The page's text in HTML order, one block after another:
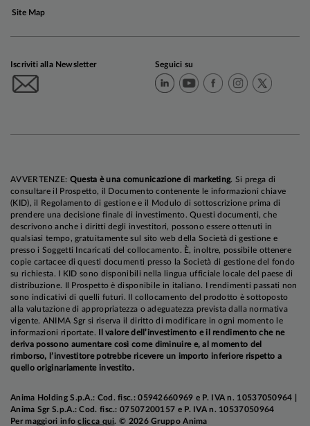
Anche sul fronte della comunicazione
orientato verso un approccio meno invasivo.
corso degli ultimi anni la Fed ha adottato una
essendo indiscutibile il valore del dibattito
anche rappresentare una minaccia per l'efficacia
della politica monetaria.
L'ultimo punto oggetto di discussione è il bilancio
della Federal Reserve. Fin dal suo primo mandato
all'interno del Consiglio, Warsh ha sostenuto che
lo strumento principale della politica monetaria
dovrebbe essere il livello dei tassi d'interesse,
dato che programmi straordinari come il
Quantitative Easing tendono a concentrare i
benefici fra i detentori di attività finanziarie; da
qui l'opportunità di indirizzarsi verso un modello
di bilancio più “snello" per la banca centrale,
Site Map
Iscriviti alla Newsletter Seguici su
AVVERTENZE: Questa è una comunicazione di marketing. Si prega di
consultare il Prospetto, il Documento contenente le informazioni chiave
(KID), il Regolamento di gestione e il Modulo di sottoscrizione prima di
prendere una decisione finale di investimento. Questi documenti, che
descrivono anche i diritti degli investitori, possono essere ottenuti in
qualsiasi tempo, gratuitamente sul sito web della Società di gestione e
presso i Soggetti Incaricati del collocamento. È, inoltre, possibile ottenere
copie cartacee di questi documenti presso la Società di gestione del fondo
su richiesta. I KID sono disponibili nella lingua ufficiale locale del paese di
distribuzione. Il Prospetto è disponibile in italiano. I rendimenti passati non
sono indicativi di quelli futuri. Il collocamento del prodotto è sottoposto
alla valutazione di appropriatezza o adeguatezza prevista dalla normativa
vigente. ANIMA Sgr si riserva il diritto di modificare in ogni momento le
informazioni riportate.
Il valore dell’investimento e il rendimento che ne
deriva possono aumentare così come diminuire e, al momento del
rimborso, l’investitore potrebbe ricevere un importo inferiore rispetto a
quello originariamente investito.
Anima Holding S.p.A.: Cod. fisc.: 05942660969 e P. IVA n. 10537050964 |
Anima Sgr S.p.A.: Cod. fisc.: 07507200157 e P. IVA n. 10537050964
Per maggiori infoclicca qui. © 2026 Gruppo Anima